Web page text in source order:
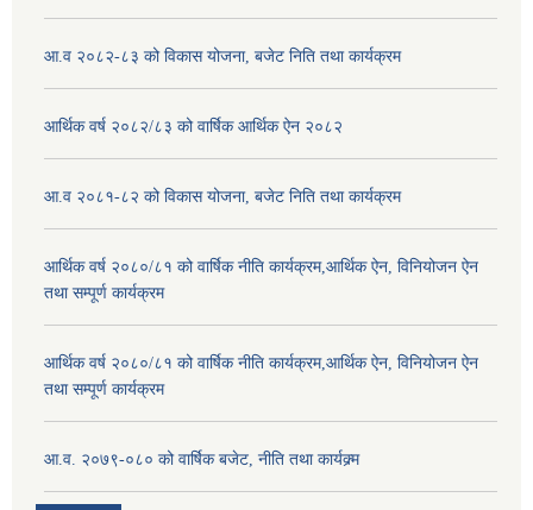
आ.व २०८२-८३ को विकास योजना, बजेट निति तथा कार्यक्रम
आर्थिक वर्ष २०८२/८३ को वार्षिक आर्थिक ऐन २०८२
आ.व २०८१-८२ को विकास योजना, बजेट निति तथा कार्यक्रम
आर्थिक वर्ष २०८०/८१ को वार्षिक नीति कार्यक्रम,आर्थिक ऐन, विनियोजन ऐन
तथा सम्पूर्ण कार्यक्रम
आर्थिक वर्ष २०८०/८१ को वार्षिक नीति कार्यक्रम,आर्थिक ऐन, विनियोजन ऐन
तथा सम्पूर्ण कार्यक्रम
आ.व. २०७९-०८० को वार्षिक बजेट, नीति तथा कार्यक्र्म